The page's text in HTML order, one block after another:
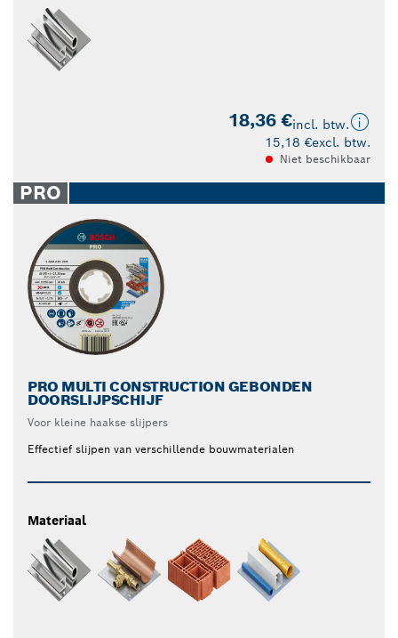
18,36 €incl. btw.
15,18 €excl. btw.
Niet beschikbaar
PRO
PRO MULTI CONSTRUCTION GEBONDEN
DOORSLIJPSCHIJF
Voor kleine haakse slijpers
Effectief slijpen van verschillende bouwmaterialen
Materiaal